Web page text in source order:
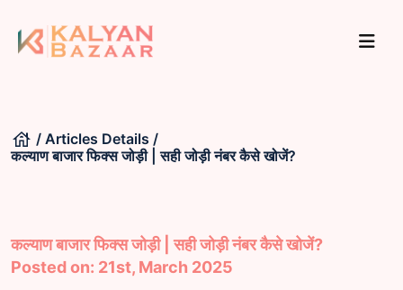
house / Articles Details /
कल्याण बाजार फिक्स जोड़ी | सही जोड़ी नंबर कैसे खोजें?
कल्याण बाजार फिक्स जोड़ी | सही जोड़ी नंबर कैसे खोजें?
Posted on: 21st, March 2025